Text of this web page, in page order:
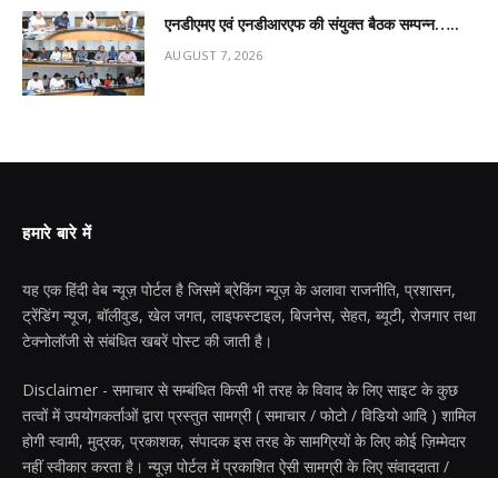
एनडीएमए एवं एनडीआरएफ की संयुक्त बैठक सम्पन्न…..
AUGUST 7, 2026
हमारे बारे में
यह एक हिंदी वेब न्यूज़ पोर्टल है जिसमें ब्रेकिंग न्यूज़ के अलावा राजनीति, प्रशासन,
ट्रेंडिंग न्यूज, बॉलीवुड, खेल जगत, लाइफस्टाइल, बिजनेस, सेहत, ब्यूटी, रोजगार तथा
टेक्नोलॉजी से संबंधित खबरें पोस्ट की जाती है।
Disclaimer - समाचार से सम्बंधित किसी भी तरह के विवाद के लिए साइट के कुछ
तत्वों में उपयोगकर्ताओं द्वारा प्रस्तुत सामग्री ( समाचार / फोटो / विडियो आदि ) शामिल
होगी स्वामी, मुद्रक, प्रकाशक, संपादक इस तरह के सामग्रियों के लिए कोई ज़िम्मेदार
नहीं स्वीकार करता है। न्यूज़ पोर्टल में प्रकाशित ऐसी सामग्री के लिए संवाददाता /